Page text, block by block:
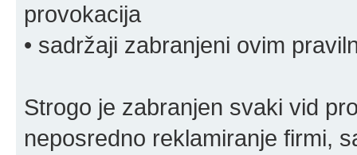
provokacija
• sadržaji zabranjeni ovim
Strogo je zabranjen svaki vid
neposredno reklamiranje firmi,